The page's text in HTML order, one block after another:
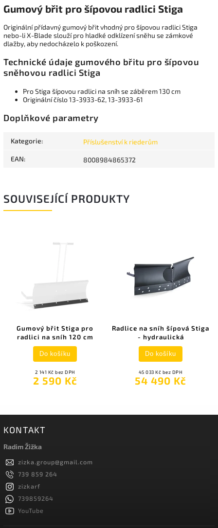
Gumový břit pro šípovou radlici Stiga
Originální přídavný gumový břit vhodný pro šípovou radlici Stiga
nebo-li X-Blade slouží pro hladké odklízení sněhu se zámkové
dlažby, aby nedocházelo k poškození.
Technické údaje gumového břitu pro šípovou
sněhovou radlici Stiga
Pro Stiga šípovou radlici na sníh se záběrem 130 cm
Originální číslo 13-3933-62, 13-3933-61
Doplňkové parametry
Kategorie: Příslušenství k riederům
EAN: 8008984865372
SOUVISEJÍCÍ PRODUKTY
Gumový břit Stiga pro
radlici na sníh 120 cm
2 141 Kč bez DPH
2 590 Kč
Do košíku
Radlice na sníh šípová Stiga
- hydraulická
45 033 Kč bez DPH
54 490 Kč
Do košíku
KONTAKT
Radim Žižka
zizka.group@gmail.com
739 859 264
zizkarf
739859264
YouTube